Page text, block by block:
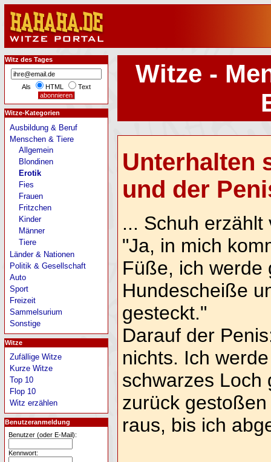
Witze -
Unterhalten
und der
... Schuh
"Ja, in mich
Füße, ich werde
Hundescheiße
gesteckt."
Darauf der
nichts. Ich
schwarzes Loch
zurück
raus, bis ich
Witz des Tages
Als HTML Text
Witze-Kategorien
Ausbildung & Beruf
Menschen & Tiere
Allgemein
Blondinen
Erotik
Fies
Frauen
Fritzchen
Kinder
Männer
Tiere
Länder & Nationen
Politik & Gesellschaft
Auto
Sport
Freizeit
Sammelsurium
Sonstige
Witze
Zufällige Witze
Kurze Witze
Top 10
Flop 10
Witz erzählen
Benutzeranmeldung
Benutzer (oder E-Mail):
Kennwort: